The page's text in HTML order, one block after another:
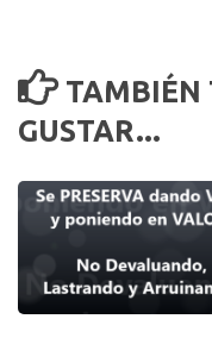
TAMBIÉN
GUSTAR...